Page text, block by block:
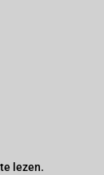
lezen.